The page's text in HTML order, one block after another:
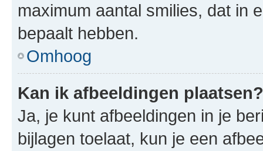
maximum aantal smilies, dat in
bepaalt hebben.
Omhoog
Kan ik afbeeldingen plaatsen?
Ja, je kunt afbeeldingen in je
bijlagen toelaat, kun je een